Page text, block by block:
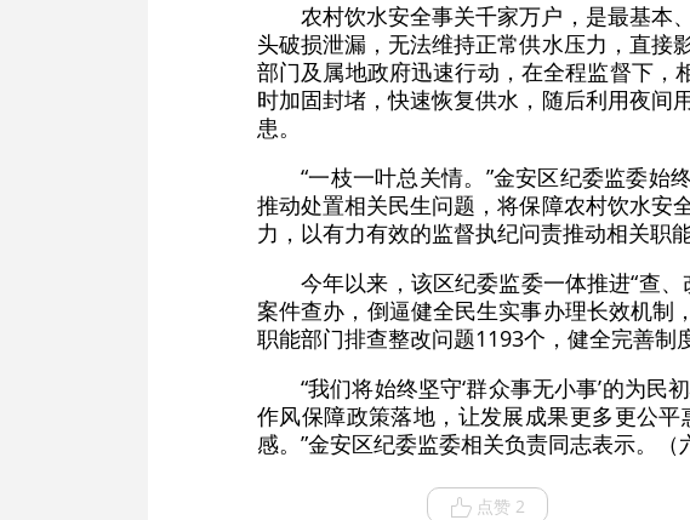
农村饮水安全事关千家万户，是最基本
头破损泄漏，无法维持正常供水压力，直接
部门及属地政府迅速行动，在全程监督下
时加固封堵，快速恢复供水，随后利用夜间
患。
“一枝一叶总关情。”金安区纪委监委始
推动处置相关民生问题，将保障农村饮水安
力，以有力有效的监督执纪问责推动相关职
今年以来，该区纪委监委一体推进“查
案件查办，倒逼健全民生实事办理长效机制
职能部门排查整改问题1193个，健全完善制
“我们将始终坚守‘群众事无小事’的为
作风保障政策落地，让发展成果更多更公
感。”金安区纪委监委相关负责同志表示。（
点赞 2